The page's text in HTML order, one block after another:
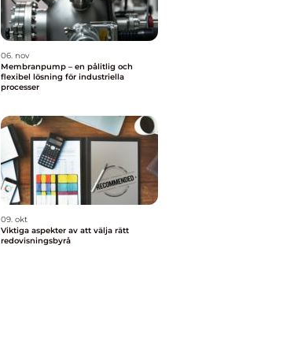
06. nov
Membranpump – en pålitlig och
flexibel lösning för industriella
processer
09. okt
Viktiga aspekter av att välja rätt
redovisningsbyrå